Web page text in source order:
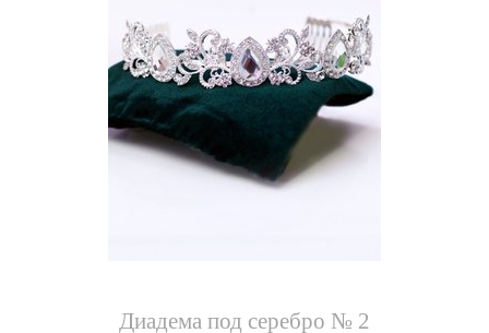
Диадема под серебро № 2